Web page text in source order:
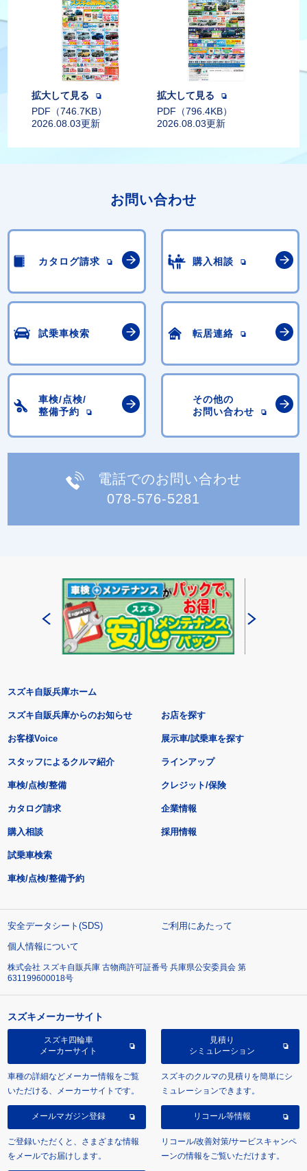
拡大して見る
PDF（746.7KB）
2026.08.03更新
拡大して見る
PDF（796.4KB）
2026.08.03更新
お問い合わせ
カタログ請求 購入相談
試乗車検索 転居連絡
車検/点検/
整備予約
その他の
お問い合わせ
電話でのお問い合わせ
078-576-5281
スズキ自販兵庫ホーム
スズキ自販兵庫からのお知らせ
お客様Voice
スタッフによるクルマ紹介
お店を探す
展示車/試乗車を探す
ラインアップ
車検/点検/整備 クレジット/保険
カタログ請求
購入相談
試乗車検索
車検/点検/整備予約
企業情報
採用情報
安全データシート(SDS)
ご利用にあたって
個人情報について
株式会社 スズキ自販兵庫 古物商許可証番号 兵庫県公安委員会 第
631199600018号
スズキメーカーサイト
スズキ四輪車
メーカーサイト
車種の詳細などメーカー情報をご覧
いただける、メーカーサイトです。
見積り
シミュレーション
スズキのクルマの見積りを簡単にシ
ミュレーションできます。
メールマガジン登録
ご登録いただくと、さまざまな情報
をメールでお届けします。
リコール等情報
リコール/改善対策/サービスキャンペ
ーンの情報をご覧いただけます。